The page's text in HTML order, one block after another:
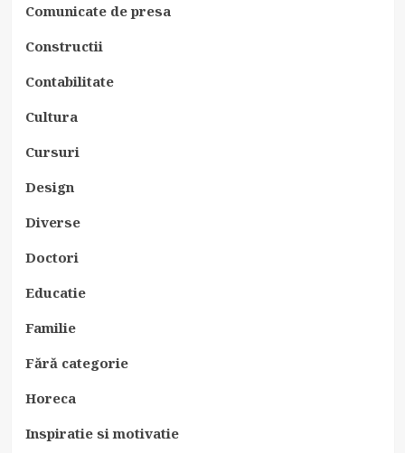
Comunicate de presa
Constructii
Contabilitate
Cultura
Cursuri
Design
Diverse
Doctori
Educatie
Familie
Fără categorie
Horeca
Inspiratie si motivatie